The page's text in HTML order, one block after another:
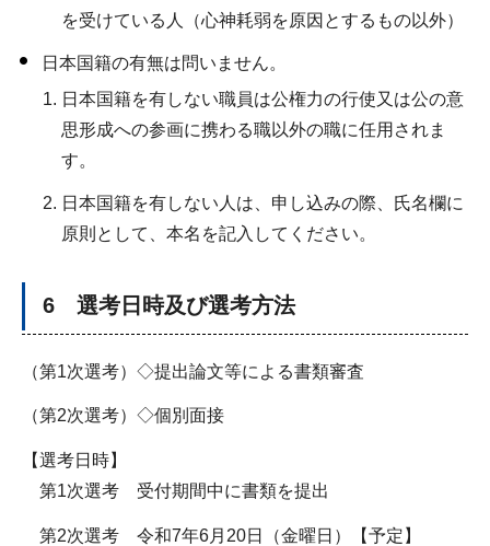
を受けている人（心神耗弱を原因とするもの以外）
日本国籍の有無は問いません。
日本国籍を有しない職員は公権力の行使又は公の意
思形成への参画に携わる職以外の職に任用されま
す。
日本国籍を有しない人は、申し込みの際、氏名欄に
原則として、本名を記入してください。
6 選考日時及び選考方法
（第1次選考）◇提出論文等による書類審査
（第2次選考）◇個別面接
【選考日時】
第1次選考 受付期間中に書類を提出
第2次選考 令和7年6月20日（金曜日）【予定】